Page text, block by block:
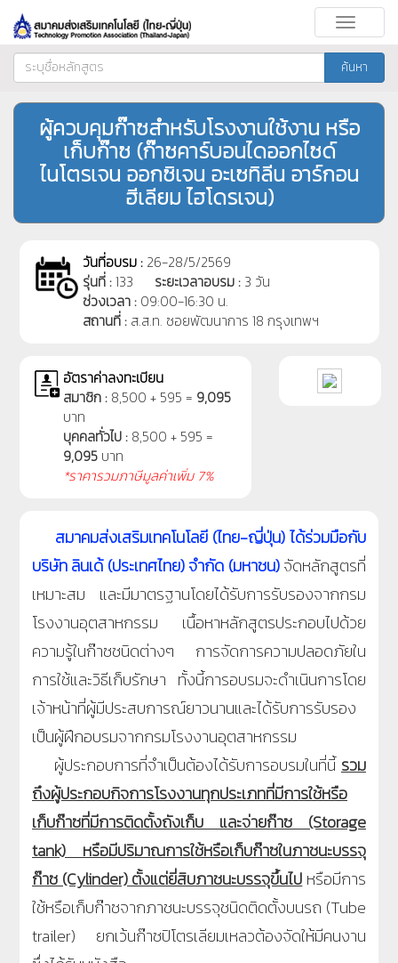
Toggle
ค้นหา
ผู้ควบคุมก๊าซสำหรับโรงงานใช้งาน หรือ
เก็บก๊าซ (ก๊าซคาร์บอนไดออกไซด์
ไนโตรเจน ออกซิเจน อะเซทิลีน อาร์กอน
ฮีเลียม ไฮโดรเจน)
วันที่อบรม : 26-28/5/2569
รุ่นที่ :133 ระยะเวลาอบรม : 3 วัน
ช่วงเวลา : 09:00-16:30 น.
สถานที่ : ส.ส.ท. ซอยพัฒนาการ 18 กรุงเทพฯ
อัตราค่าลงทะเบียน
สมาชิก : 8,500 + 595 = 9,095
บาท
บุคคลทั่วไป : 8,500 + 595 =
9,095 บาท
*ราคารวมภาษีมูลค่าเพิ่ม 7%
สมาคมส่งเสริมเทคโนโลยี (ไทย-ญี่ปุ่น) ได้ร่วมมือกับ
บริษัท ลินเด้ (ประเทศไทย) จำกัด (มหาชน)จัดหลักสูตรที่
เหมาะสม และมีมาตรฐานโดยได้รับการรับรองจากกรม
โรงงานอุตสาหกรรม เนื้อหาหลักสูตรประกอบไปด้วย
ความรู้ในก๊าซชนิดต่างๆ การจัดการความปลอดภัยใน
การใช้และวิธีเก็บรักษา ทั้งนี้การอบรมจะดำเนินการโดย
เจ้าหน้าที่ผู้มีประสบการณ์ยาวนานและได้รับการรับรอง
เป็นผู้ฝึกอบรมจากกรมโรงงานอุตสาหกรรม
ผู้ประกอบการที่จำเป็นต้องได้รับการอบรมในที่นี้ รวม
ถึงผู้ประกอบกิจการโรงงานทุกประเภทที่มีการใช้หรือ
เก็บก๊าซที่มีการติดตั้งถังเก็บ และจ่ายก๊าซ (Storage
tank) หรือมีปริมาณการใช้หรือเก็บก๊าซในภาชนะบรรจุ
ก๊าซ (Cylinder) ตั้งแต่ยี่สิบภาชนะบรรจุขึ้นไป หรือมีการ
ใช้หรือเก็บก๊าซจากภาชนะบรรจุชนิดติดตั้งบนรถ (Tube
trailer) ยกเว้นก๊าซปิโตรเลียมเหลวต้องจัดให้มีคนงาน